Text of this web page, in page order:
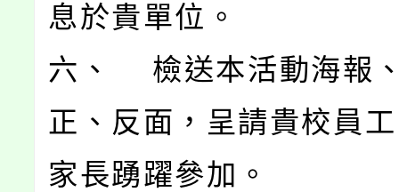
息於貴單位。
六、 檢送本活動海報
正、反面，呈請貴校員
家長踴躍參加。